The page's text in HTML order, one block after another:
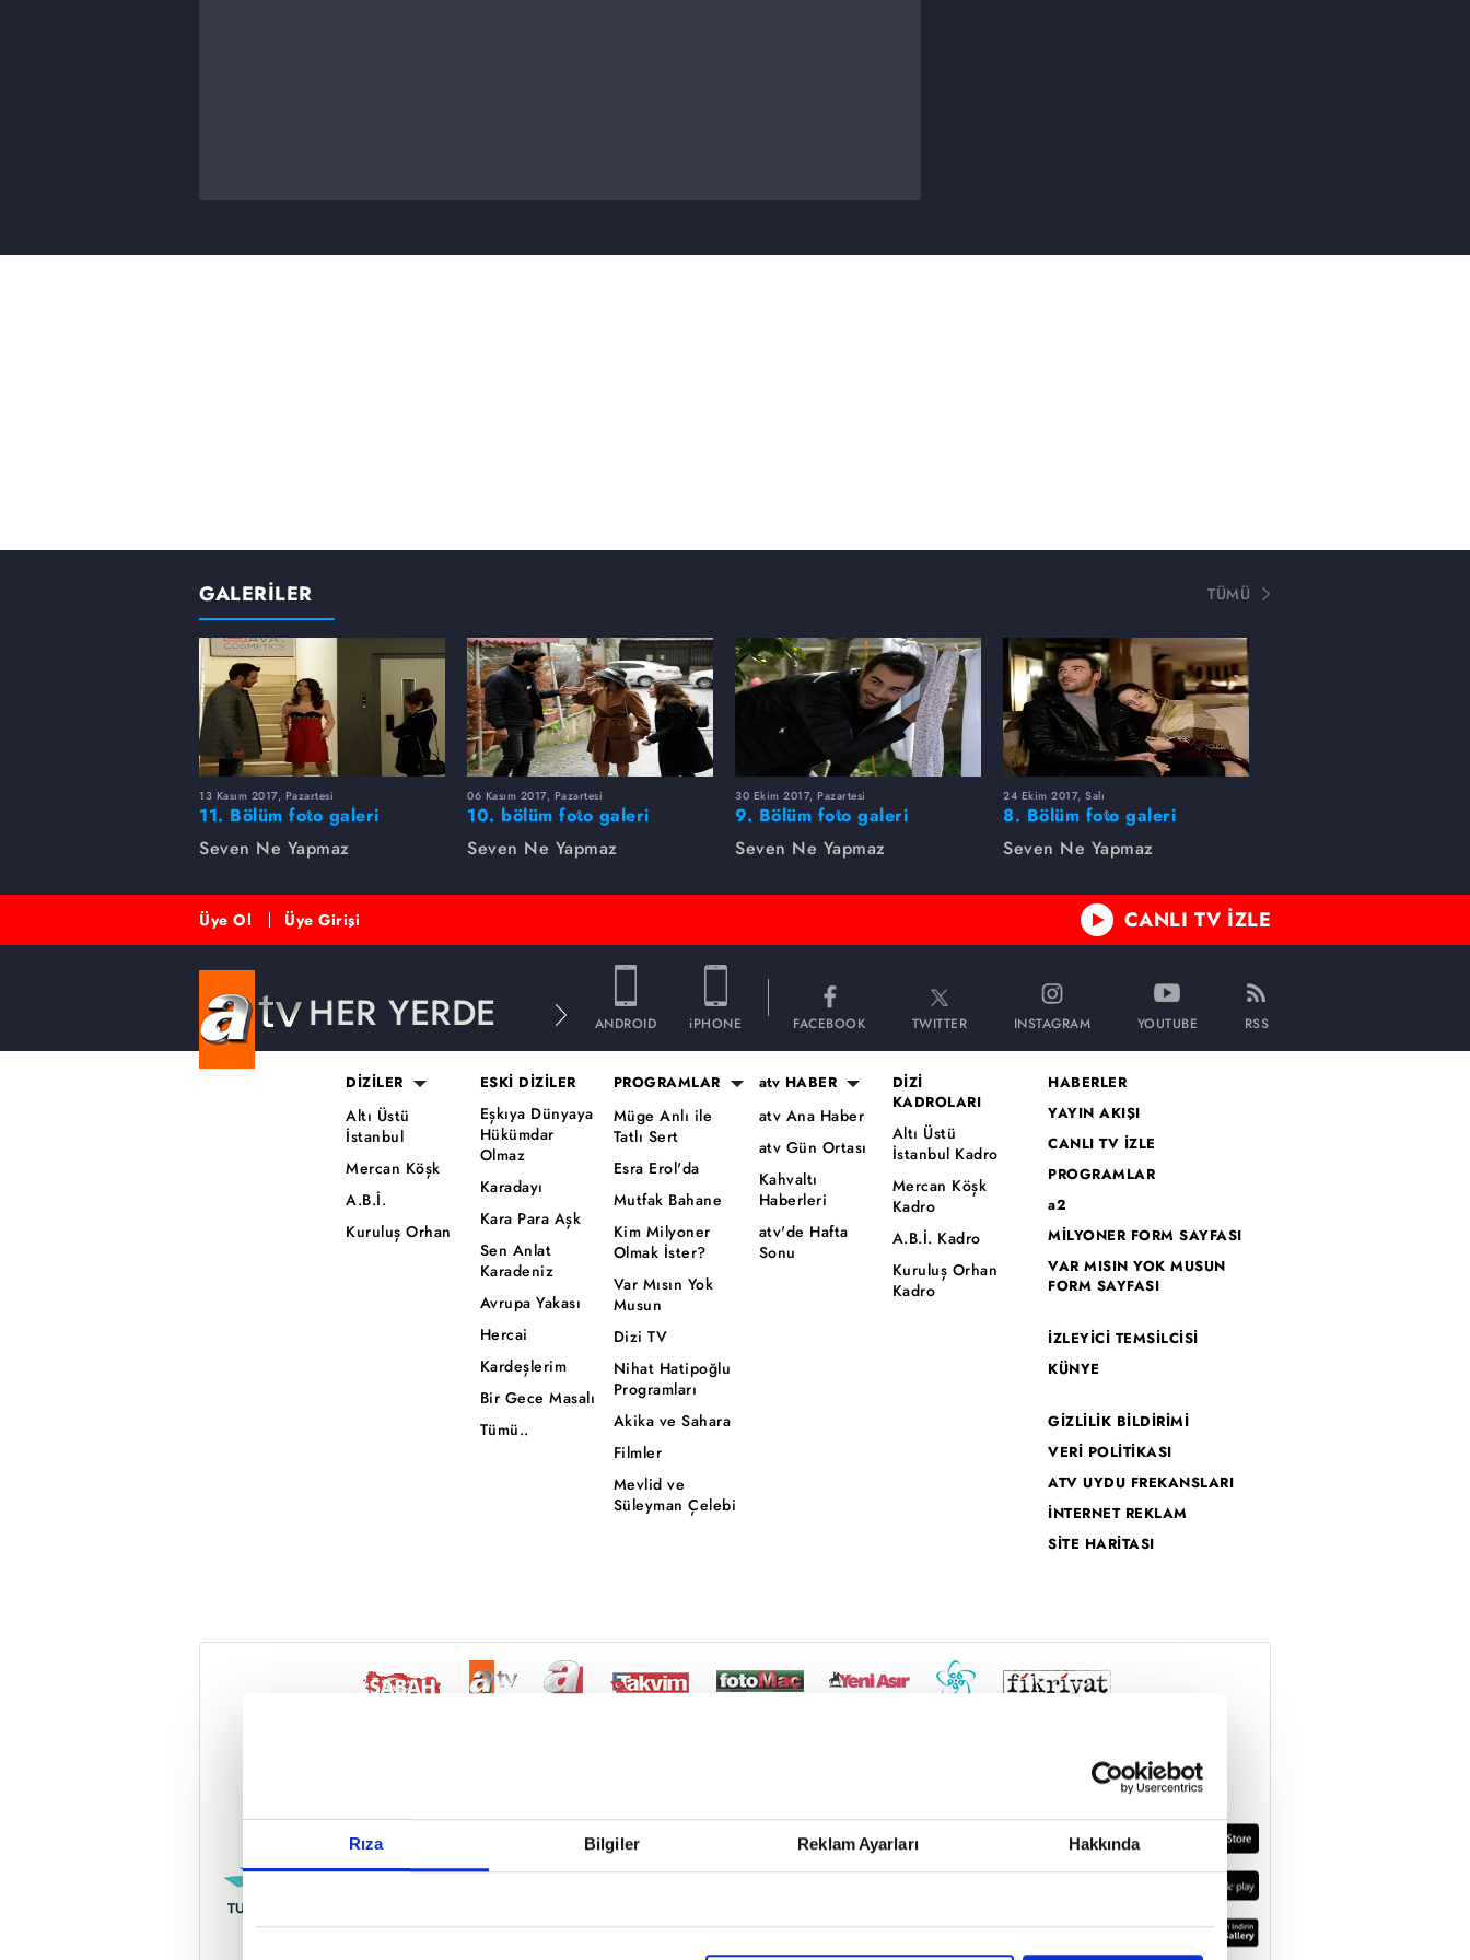
Rıza Bilgiler Reklam Ayarları Hakkında
Reddet
GALERİLER TÜMÜ
13 Kasım 2017, Pazartesi
11. Bölüm foto galeri
Seven Ne Yapmaz
06 Kasım 2017, Pazartesi
10. bölüm foto galeri
Seven Ne Yapmaz
30 Ekim 2017, Pazartesi
9. Bölüm foto galeri
Seven Ne Yapmaz
24 Ekim 2017, Salı
8. Bölüm foto galeri
Seven Ne Yapmaz
Üye Ol Üye Girişi CANLI TV İZLE
HER YERDE ANDROID iPHONE FACEBOOK TWITTER INSTAGRAM YOUTUBE RSS
DİZİLER
Altı Üstü
İstanbul
Mercan Köşk
A.B.İ.
Kuruluş Orhan
ESKİ DİZİLER
Eşkıya Dünyaya
Hükümdar
Olmaz
Karadayı
Kara Para Aşk
Sen Anlat
Karadeniz
Avrupa Yakası
Hercai
Kardeşlerim
Bir Gece Masalı
Tümü..
PROGRAMLAR
Müge Anlı ile
Tatlı Sert
Esra Erol'da
Mutfak Bahane
Kim Milyoner
Olmak İster?
Var Mısın Yok
Musun
Dizi TV
Nihat Hatipoğlu
Programları
Akika ve Sahara
Filmler
Mevlid ve
Süleyman Çelebi
atv HABER
atv Ana Haber
atv Gün Ortası
Kahvaltı
Haberleri
atv'de Hafta
Sonu
DİZİ
KADROLARI
Altı Üstü
İstanbul Kadro
Mercan Köşk
Kadro
A.B.İ. Kadro
Kuruluş Orhan
Kadro
HABERLER
YAYIN AKIŞI
CANLI TV İZLE
PROGRAMLAR
a2
MİLYONER FORM SAYFASI
VAR MISIN YOK MUSUN
FORM SAYFASI
İZLEYİCİ TEMSİLCİSİ
KÜNYE
GİZLİLİK BİLDİRİMİ
VERİ POLİTİKASI
ATV UYDU FREKANSLARI
İNTERNET REKLAM
SİTE HARİTASI